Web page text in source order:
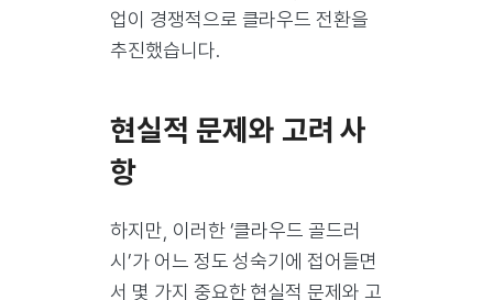
업이 경쟁적으로 클라우드 전환을
추진했습니다.
현실적 문제와 고려 사
항
하지만, 이러한 ‘클라우드 골드러
시’가 어느 정도 성숙기에 접어들면
서 몇 가지 중요한 현실적 문제와 고